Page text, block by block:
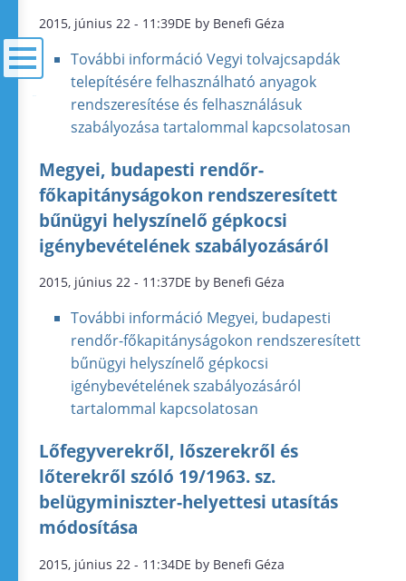
2015, június 22 - 11:39DE by Benefi Géza
További információ Vegyi tolvajcsapdák
telepítésére felhasználható anyagok
rendszeresítése és felhasználásuk
szabályozása tartalommal kapcsolatosan
Megyei, budapesti rendőr-
főkapitányságokon rendszeresített
bűnügyi helyszínelő gépkocsi
igénybevételének szabályozásáról
2015, június 22 - 11:37DE by Benefi Géza
További információ Megyei, budapesti
rendőr-főkapitányságokon rendszeresített
bűnügyi helyszínelő gépkocsi
igénybevételének szabályozásáról
tartalommal kapcsolatosan
Lőfegyverekről, lőszerekről és
lőterekről szóló 19/1963. sz.
belügyminiszter-helyettesi utasítás
módosítása
2015, június 22 - 11:34DE by Benefi Géza